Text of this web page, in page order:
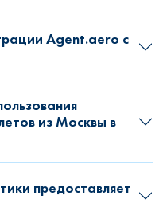
Agent.aero с
из Москвы в
предоставляет